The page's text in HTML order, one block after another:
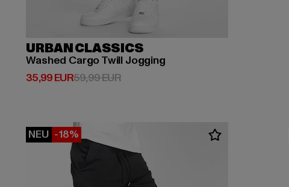
URBAN CLASSICS
Washed Cargo Twill Jogging
35,99 EUR
Derzeitiger Preis: 35,99 EUR
59,99 EURAktionspreis: 59,99 EUR
NEU -18%